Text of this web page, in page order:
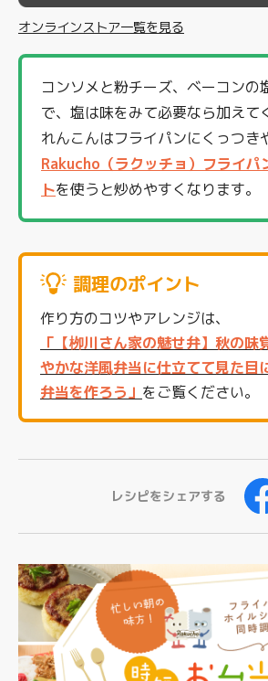
オンラインストア一覧を見る
コンソメと粉チーズ、ベーコンの
で、塩は味をみて必要なら加えて
れんこんはフライパンにくっつき
Rakucho（ラクッチョ）フライパ
トを使うと炒めやすくなります。
調理のポイント
作り方のコツやアレンジは、
「【栁川さん家の魅せ弁】秋の味
やかな洋風弁当に仕立てて見た目
弁当を作ろう」 をご覧ください。
レシピをシェアする